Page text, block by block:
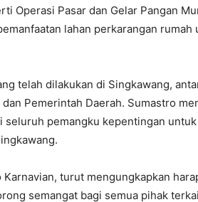
Operasi Pasar dan Gelar Pangan
lahan perkarangan rumah
telah dilakukan di Singkawang,
Pemerintah Daerah. Sumastro
seluruh pemangku kepentingan
turut mengungkapkan
semangat bagi semua pihak